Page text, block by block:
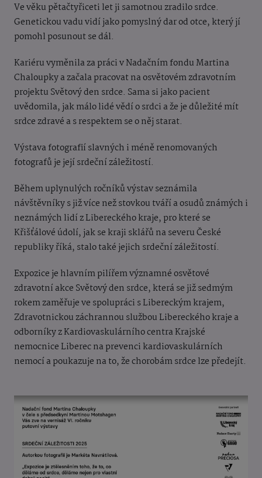
Ve věku pětačtyřiceti let ji samotnou zradilo srdce.
Genetickou vadu vidí jako pomyslný dar od otce, který jí
pomohl posunout se dál.
Kariéru vyměnila za práci v Nadačním fondu Martina
Chaloupky a začala pracovat na osvětovém zdravotním
projektu Světový den srdce. Sama si jako pacient
uvědomila, jak málo lidé vědí o srdci a že je důležité mít
srdce zdravé a s respektem se o něj starat.
Výstava fotografií slavných i méně renomovaných
fotografů je její srdeční záležitostí.
Během uplynulých ročníků výstav seznámila
návštěvníky s již více než stovkou tváří a osudů známých i
neznámých lidí z Libereckého kraje, pro které se
Křišťálové údolí, jak se kraji sklářů na severu České
republiky říká, stalo také jejich srdeční záležitostí.
Expozice je hlavním pilířem významné osvětové
zdravotní akce Světový den srdce, která se již sedmým
rokem zaměřuje ve spolupráci s Libereckým krajem,
Zdravotnickou záchrannou službou Libereckého kraje a
odborníky z Kardiovaskulárního centra Krajské
nemocnice Liberec na prevenci kardiovaskulárních
nemocí a poukazuje na to, že chorobám srdce lze předejít.